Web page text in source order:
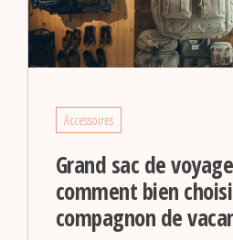
Accessoires
Grand sac de
comment bien
compagnon de